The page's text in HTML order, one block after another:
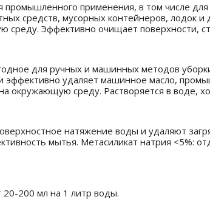
применения, в том числе
средств, мусорных контейнеров,
среду. Эффективно очищает поверхности,
для ручных и машинных методов
удаляет машинное масло,
окружающую среду. Растворяется в воде,
натяжение воды и удаляют
мытья. Метасиликат натрия <5%:
20-200 мл на 1 литр воды.